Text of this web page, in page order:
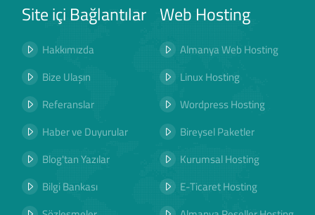
Site içi Bağlantılar
Hakkımızda
Bize Ulaşın
Referanslar
Haber ve Duyurular
Blog'tan Yazılar
Bilgi Bankası
Web Hosting
Almanya Web Hosting
Linux Hosting
Wordpress Hosting
Bireysel Paketler
Kurumsal Hosting
E-Ticaret Hosting